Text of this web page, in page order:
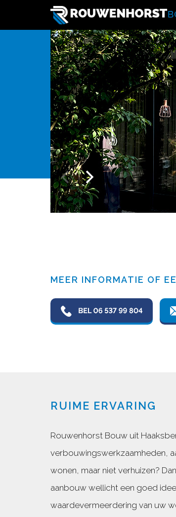
MEER INFORMATIE OF
RUIME ERVARING
Rouwenhorst Bouw uit
verbouwingswerkzaamheden,
wonen, maar niet verhuizen?
aanbouw wellicht een goed
waardevermeerdering van uw